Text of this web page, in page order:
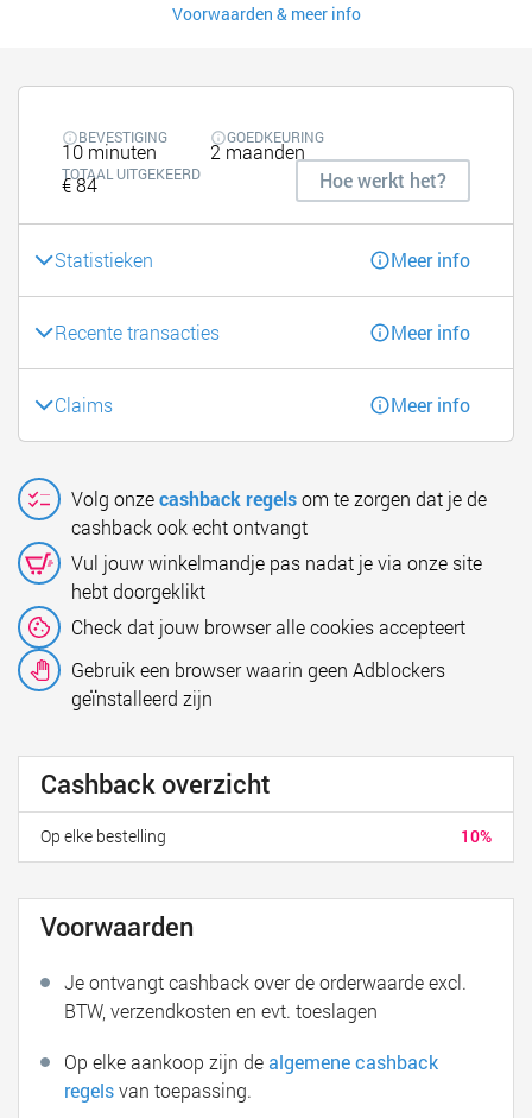
Voorwaarden & meer info
BEVESTIGING
10 minuten
GOEDKEURING
2 maanden
TOTAAL UITGEKEERD
€ 84 Hoe werkt het?
Statistieken Meer info
Recente transacties Meer info
Claims Meer info
Volg onzecashback regelsom te zorgen dat je de
cashback ook echt ontvangt
Vul jouw winkelmandje pas nadat je via onze site
hebt doorgeklikt
Check dat jouw browser alle cookies accepteert
Gebruik een browser waarin geen Adblockers
geïnstalleerd zijn
Cashback overzicht
10%
Op elke bestelling
Voorwaarden
Je ontvangt cashback over de orderwaarde excl.
BTW, verzendkosten en evt. toeslagen
Op elke aankoop zijn dealgemene cashback
regelsvan toepassing.